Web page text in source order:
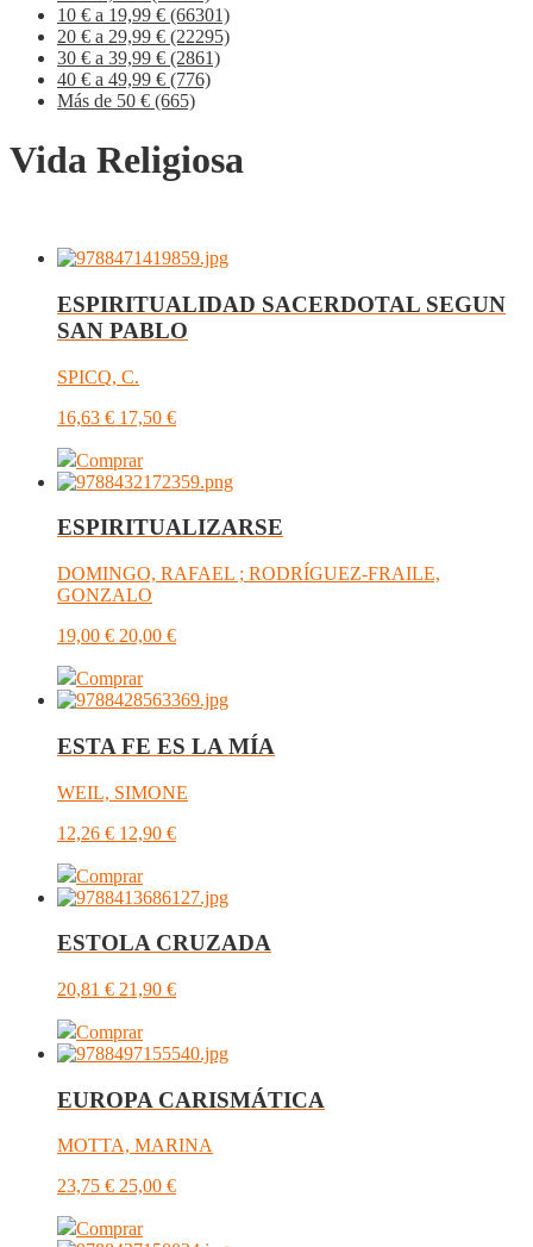
10 € a 19,99 € (66301)
20 € a 29,99 € (22295)
30 € a 39,99 € (2861)
40 € a 49,99 € (776)
Más de 50 € (665)
Vida Religiosa
ESPIRITUALIDAD SACERDOTAL SEGUN
SAN PABLO
SPICQ, C.
16,63 € 17,50 €
Comprar
ESPIRITUALIZARSE
DOMINGO, RAFAEL ; RODRÍGUEZ-FRAILE,
GONZALO
19,00 € 20,00 €
Comprar
ESTA FE ES LA MÍA
WEIL, SIMONE
12,26 € 12,90 €
Comprar
ESTOLA CRUZADA
20,81 € 21,90 €
Comprar
EUROPA CARISMÁTICA
MOTTA, MARINA
23,75 € 25,00 €
Comprar